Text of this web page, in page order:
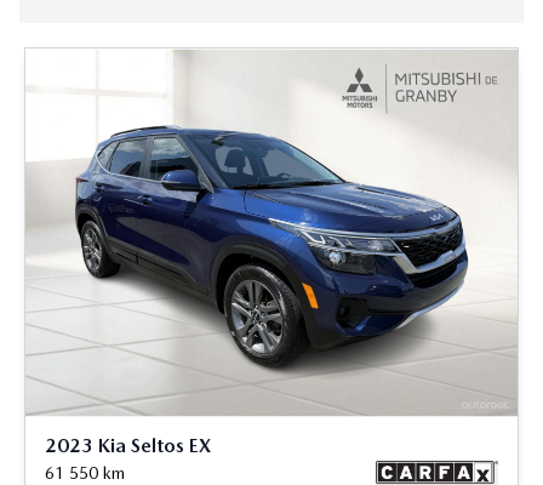
2023 Kia Seltos EX
61 550 km